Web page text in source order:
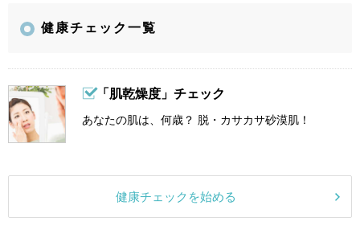
健康チェック一覧
「肌乾燥度」チェック
あなたの肌は、何歳？ 脱・カサカサ砂漠肌！
健康チェックを始める